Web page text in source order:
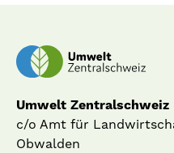
Umwelt Zentralschweiz
c/o Amt für
Obwalden